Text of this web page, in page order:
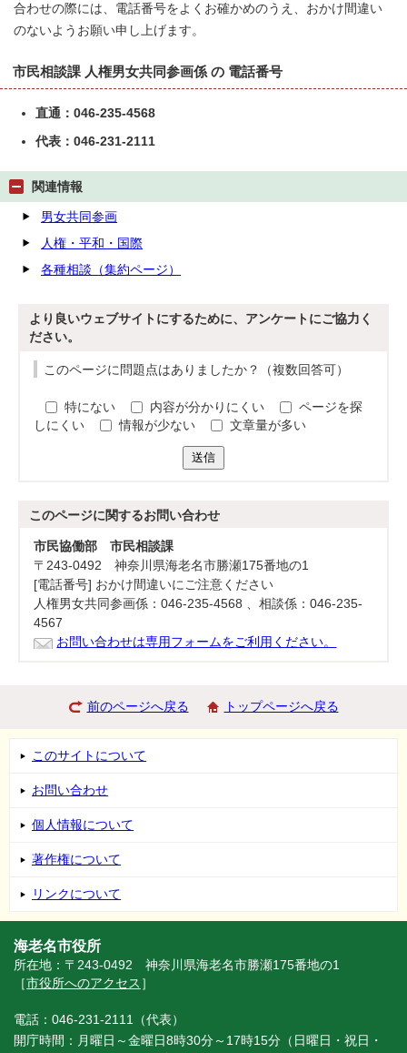
合わせの際には、電話番号をよくお確かめのうえ、おかけ間違い
のないようお願い申し上げます。
市民相談課 人権男女共同参画係 の 電話番号
直通：046-235-4568
代表：046-231-2111
関連情報
男女共同参画
人権・平和・国際
各種相談（集約ページ）
より良いウェブサイトにするために、アンケートにご協力く
ださい。
このページに問題点はありましたか？（複数回答可）
特にない 内容が分かりにくい
ページを探
しにくい
情報が少ない 文章量が多い
送信
このページに関するお問い合わせ
市民協働部 市民相談課
〒243-0492 神奈川県海老名市勝瀬175番地の1
[電話番号] おかけ間違いにご注意ください
人権男女共同参画係：046-235-4568 、相談係：046-235-
4567
お問い合わせは専用フォームをご利用ください。
前のページへ戻る トップページへ戻る
このサイトについて
お問い合わせ
個人情報について
著作権について
リンクについて
海老名市役所
所在地：〒243-0492 神奈川県海老名市勝瀬175番地の1
［市役所へのアクセス ］
電話：046-231-2111（代表）
開庁時間：月曜日～金曜日8時30分～17時15分（日曜日・祝日・